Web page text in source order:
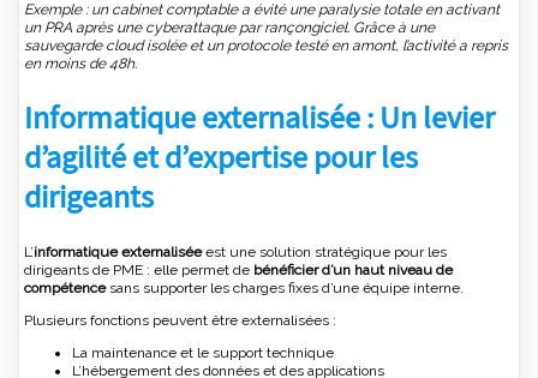
Exemple : un cabinet comptable a évité une paralysie totale en activant
un PRA après une cyberattaque par rançongiciel. Grâce à une
sauvegarde cloud isolée et un protocole testé en amont, l’activité a repris
en moins de 48h.
Informatique externalisée : Un levier
d’agilité et d’expertise pour les
dirigeants
L’informatique externaliséeest une solution stratégique pour les
dirigeants de PME : elle permet de bénéficier d’un haut niveau de
compétencesans supporter les charges fixes d’une équipe interne.
Plusieurs fonctions peuvent être externalisées :
La maintenance et le support technique
L’hébergement des données et des applications